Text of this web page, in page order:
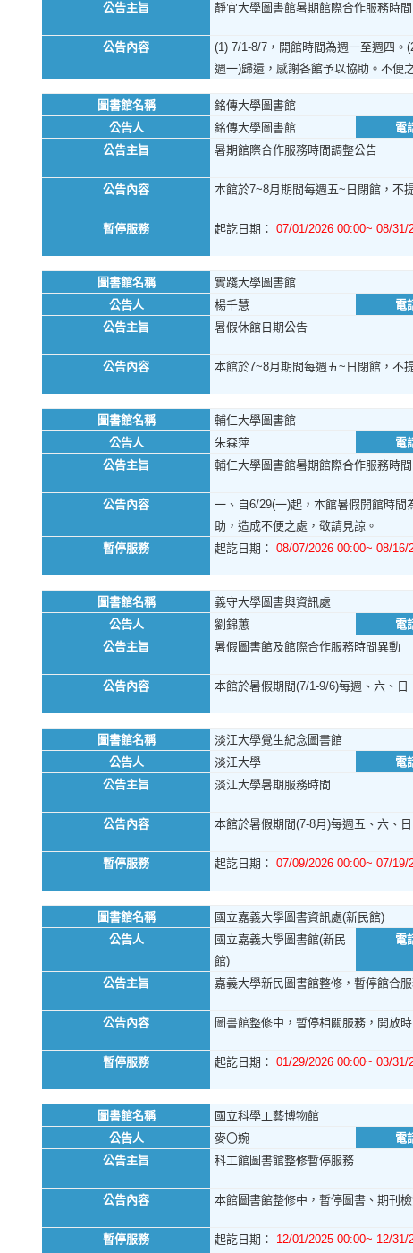
公告主旨
靜宜大學圖書館暑期館際合作服務時間
公告內容
(1) 7/1-8/7，開館時間為週一至週四
週一)歸還，感謝各館予以協助。不便
圖書館名稱 銘傳大學圖書館
公告人
銘傳大學圖書館 電
公告主旨
暑期館際合作服務時間調整公告
公告內容 本館於7~8月期間每週五~日閉館，不
暫停服務 起訖日期： 07/01/2026 00:00~ 08/31/
圖書館名稱 實踐大學圖書館
公告人
楊千慧 電
公告主旨
暑假休館日期公告
公告內容 本館於7~8月期間每週五~日閉館，不
圖書館名稱 輔仁大學圖書館
公告人
朱森萍 電
公告主旨
輔仁大學圖書館暑期館際合作服務時間
公告內容
一、自6/29(一)起，本館暑假開館時
助，造成不便之處，敬請見諒。
暫停服務
起訖日期： 08/07/2026 00:00~ 08/16/
圖書館名稱 義守大學圖書與資訊處
公告人
劉錦蕙 電
公告主旨
暑假圖書館及館際合作服務時間異動
公告內容 本館於暑假期間(7/1-9/6)每週、六、
圖書館名稱 淡江大學覺生紀念圖書館
公告人
淡江大學 電
公告主旨
淡江大學暑期服務時間
公告內容 本館於暑假期間(7-8月)每週五、六、
暫停服務 起訖日期： 07/09/2026 00:00~ 07/19/
圖書館名稱 國立嘉義大學圖書資訊處(新民館)
公告人
國立嘉義大學圖書館(新民
館)
電
公告主旨 嘉義大學新民圖書館整修，暫停館合
公告內容 圖書館整修中，暫停相關服務，開放
暫停服務 起訖日期： 01/29/2026 00:00~ 03/31/
圖書館名稱 國立科學工藝博物館
公告人
麥〇婉 電
公告主旨
科工館圖書館整修暫停服務
公告內容 本館圖書館整修中，暫停圖書、期刊
暫停服務 起訖日期： 12/01/2025 00:00~ 12/31/